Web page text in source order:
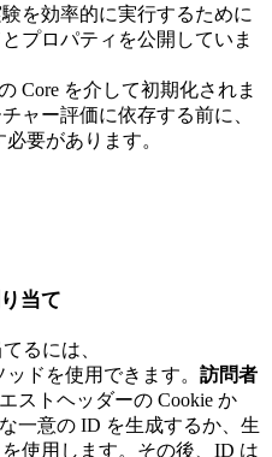
を効率的に実行するために
プロパティを公開していま
Core を介して初期化されま
ャー評価に依存する前に、
要があります。
当て
るには、
ッドを使用できます。 訪問者
ストヘッダーの Cookie か
一意の ID を生成するか、生
を使用します。その後、ID は